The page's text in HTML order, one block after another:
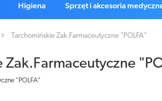
Higiena Sprzęt i akcesoria
Tarchomińskie Zak.Farmaceutyczne "POLFA"
Zak.Farmaceutyczne
"POLFA"